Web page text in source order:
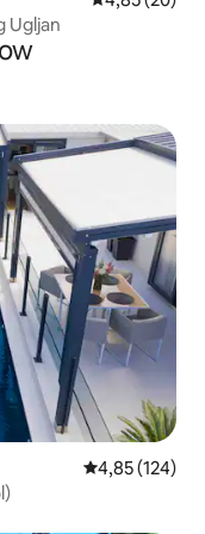
Ugljan
4,85 av 5 i
4,85 (124)